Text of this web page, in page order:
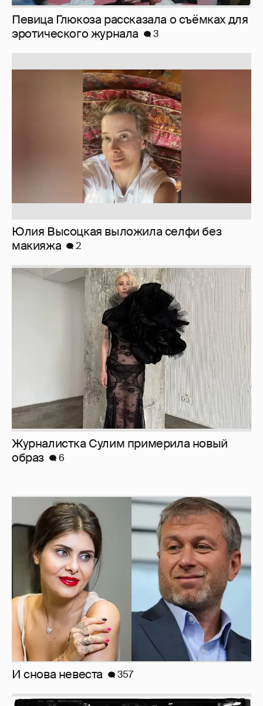
Юлия Высоцкая выложила селфи без
Журналистка Сулим примерила новый
И снова невеста 357